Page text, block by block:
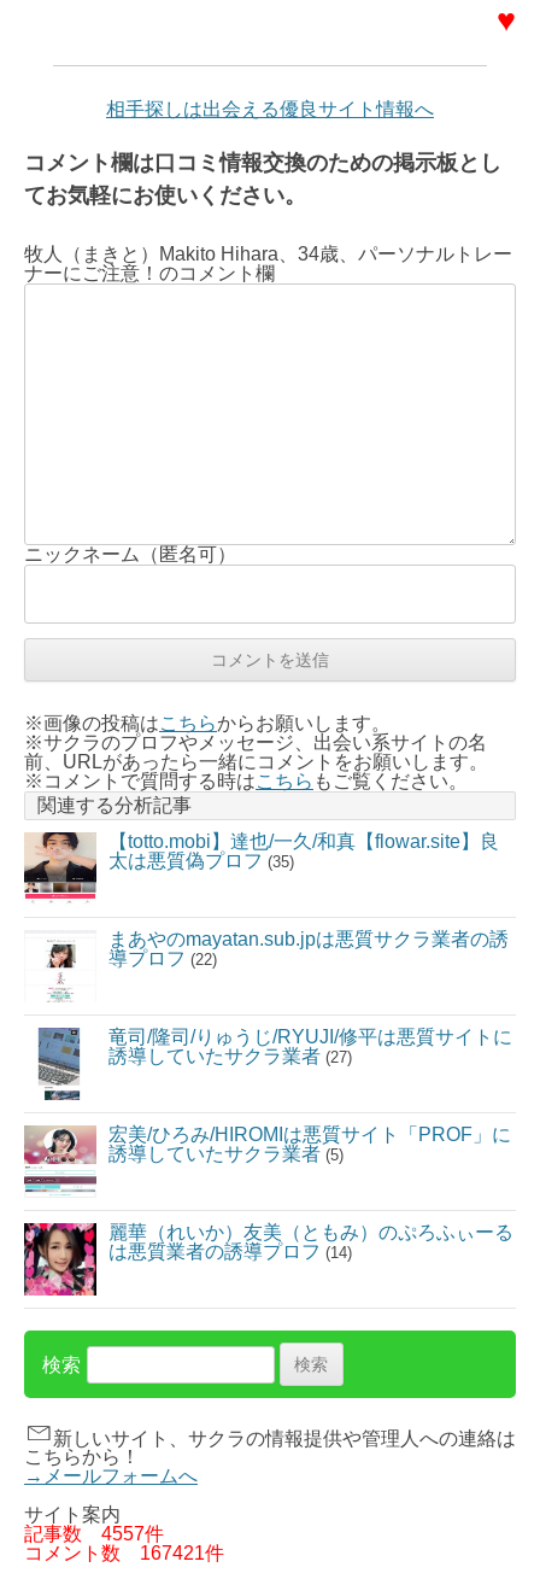
♥
相手探しは出会える優良サイト情報へ
コメント欄は口コミ情報交換のための掲示板とし
てお気軽にお使いください。
牧人（まきと）Makito Hihara、34歳、パーソナルトレー
ナーにご注意！のコメント欄
ニックネーム（匿名可）
※画像の投稿はこちらからお願いします。
※サクラのプロフやメッセージ、出会い系サイトの名
前、URLがあったら一緒にコメントをお願いします。
※コメントで質問する時はこちら もご覧ください。
関連する分析記事
【totto.mobi】達也/一久/和真【flowar.site】良
太は悪質偽プロフ (35)
まあやのmayatan.sub.jpは悪質サクラ業者の誘
導プロフ (22)
竜司/隆司/りゅうじ/RYUJI/修平は悪質サイトに
誘導していたサクラ業者 (27)
宏美/ひろみ/HIROMIは悪質サイト「PROF」に
誘導していたサクラ業者 (5)
麗華（れいか）友美（ともみ）のぷろふぃーる
は悪質業者の誘導プロフ (14)
検索
新しいサイト、サクラの情報提供や管理人への連絡は
こちらから！
→メールフォームへ
サイト案内
記事数 4557件
コメント数 167421件